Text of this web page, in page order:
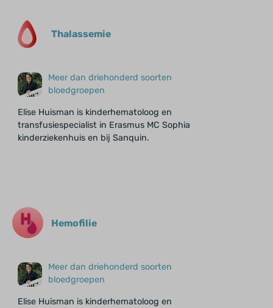
Thalassemie
Meer dan driehonderd soorten
bloedgroepen
Elise Huisman is kinderhematoloog en
transfusiespecialist in Erasmus MC Sophia
kinderziekenhuis en bij Sanquin.
Hemofilie
Meer dan driehonderd soorten
bloedgroepen
Elise Huisman is kinderhematoloog en